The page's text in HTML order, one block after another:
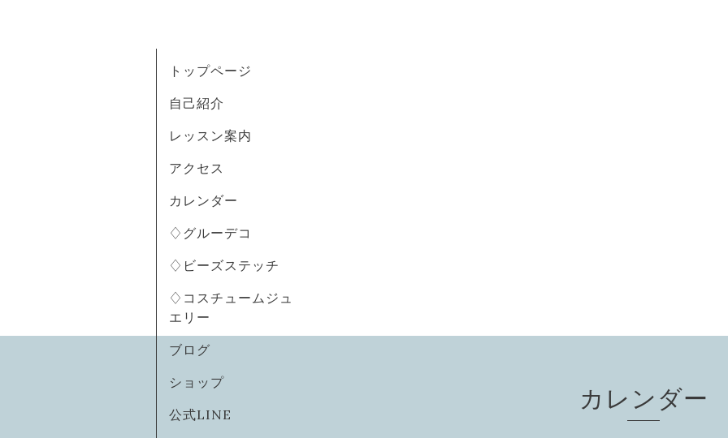
トップページ
自己紹介
レッスン案内
アクセス
カレンダー
♢グルーデコ
♢ビーズステッチ
♢コスチュームジュ
エリー
ブログ
ショップ
公式LINE
カレンダー